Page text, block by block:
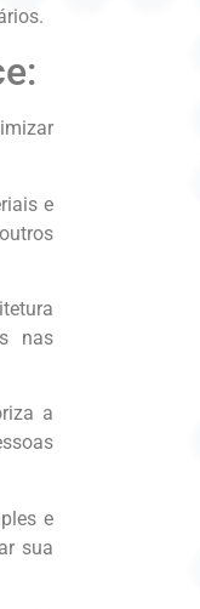
e
nas
a
e
sua